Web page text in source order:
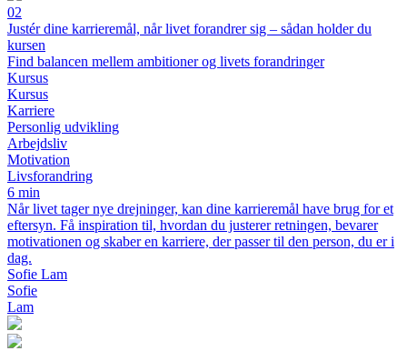
02
Justér dine karrieremål, når livet forandrer sig – sådan holder du
kursen
Find balancen mellem ambitioner og livets forandringer
Kursus
Kursus
Karriere
Personlig udvikling
Arbejdsliv
Motivation
Livsforandring
6 min
Når livet tager nye drejninger, kan dine karrieremål have brug for et
eftersyn. Få inspiration til, hvordan du justerer retningen, bevarer
motivationen og skaber en karriere, der passer til den person, du er i
dag.
Sofie Lam
Sofie
Lam